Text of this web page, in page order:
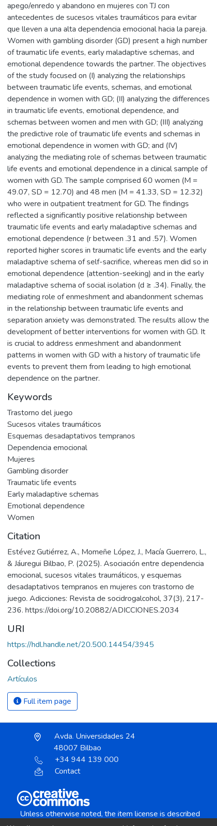
apego/enredo y abandono en mujeres con TJ con
antecedentes de sucesos vitales traumáticos para evitar
que lleven a una alta dependencia emocional hacia la pareja.
Women with gambling disorder (GD) present a high number
of traumatic life events, early maladaptive schemas, and
emotional dependence towards the partner. The objectives
of the study focused on (I) analyzing the relationships
between traumatic life events, schemas, and emotional
dependence in women with GD; (II) analyzing the differences
in traumatic life events, emotional dependence, and
schemas between women and men with GD; (III) analyzing
the predictive role of traumatic life events and schemas in
emotional dependence in women with GD; and (IV)
analyzing the mediating role of schemas between traumatic
life events and emotional dependence in a clinical sample of
women with GD. The sample comprised 60 women (M =
49.07, SD = 12.70) and 48 men (M = 41.33, SD = 12.32)
who were in outpatient treatment for GD. The findings
reflected a significantly positive relationship between
traumatic life events and early maladaptive schemas and
emotional dependence (r between .31 and .57). Women
reported higher scores in traumatic life events and the early
maladaptive schema of self-sacrifice, whereas men did so in
emotional dependence (attention-seeking) and in the early
maladaptive schema of social isolation (d ≥ .34). Finally, the
mediating role of enmeshment and abandonment schemas
in the relationship between traumatic life events and
separation anxiety was demonstrated. The results allow the
development of better interventions for women with GD. It
is crucial to address enmeshment and abandonment
patterns in women with GD with a history of traumatic life
events to prevent them from leading to high emotional
dependence on the partner.
Keywords
Trastorno del juego
Sucesos vitales traumáticos
Esquemas desadaptativos tempranos
Dependencia emocional
Mujeres
Gambling disorder
Traumatic life events
Early maladaptive schemas
Emotional dependence
Women
Citation
Estévez Gutiérrez, A., Momeñe López, J., Macía Guerrero, L.,
& Jáuregui Bilbao, P. (2025). Asociación entre dependencia
emocional, sucesos vitales traumáticos, y esquemas
desadaptativos tempranos en mujeres con trastorno de
juego. Adicciones: Revista de socidrogalcohol, 37(3), 217-
236. https://doi.org/10.20882/ADICCIONES.2034
URI
https://hdl.handle.net/20.500.14454/3945
Collections
Artículos
Full item page
Avda. Universidades 24
48007 Bilbao
+34 944 139 000
Contact
Unless otherwise noted, the item license is described